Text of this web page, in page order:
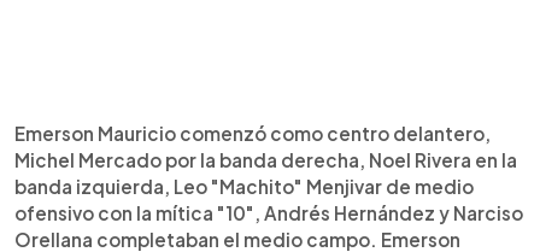
Emerson Mauricio comenzó como centro delantero,
Michel Mercado por la banda derecha, Noel Rivera en la
banda izquierda, Leo "Machito" Menjivar de medio
ofensivo con la mítica "10", Andrés Hernández y Narciso
Orellana completaban el medio campo. Emerson